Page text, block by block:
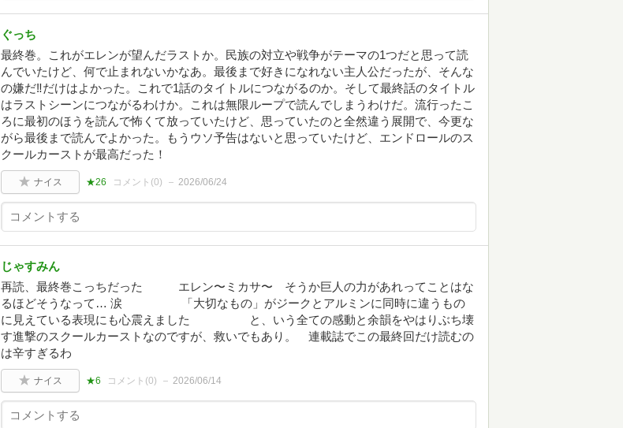
ぐっち
最終巻。これがエレンが望んだラストか。民族の対立や戦争がテーマの1つだと思って読
んでいたけど、何で止まれないかなあ。最後まで好きになれない主人公だったが、そんな
の嫌だ‼だけはよかった。これで1話のタイトルにつながるのか。そして最終話のタイトル
はラストシーンにつながるわけか。これは無限ループで読んでしまうわけだ。流行ったこ
ろに最初のほうを読んで怖くて放っていたけど、思っていたのと全然違う展開で、今更な
がら最後まで読んでよかった。もうウソ予告はないと思っていたけど、エンドロールのス
クールカーストが最高だった！
ナイス ★26 コメント(0) 2026/06/24
じゃすみん
再読、最終巻こっちだった エレン〜ミカサ〜 そうか巨人の力があれってことはな
るほどそうなって… 涙 「大切なもの」がジークとアルミンに同時に違うもの
に見えている表現にも心震えました と、いう全ての感動と余韻をやはりぶち壊
す進撃のスクールカーストなのですが、救いでもあり。 連載誌でこの最終回だけ読むの
は辛すぎるわ
ナイス ★6 コメント(0) 2026/06/14